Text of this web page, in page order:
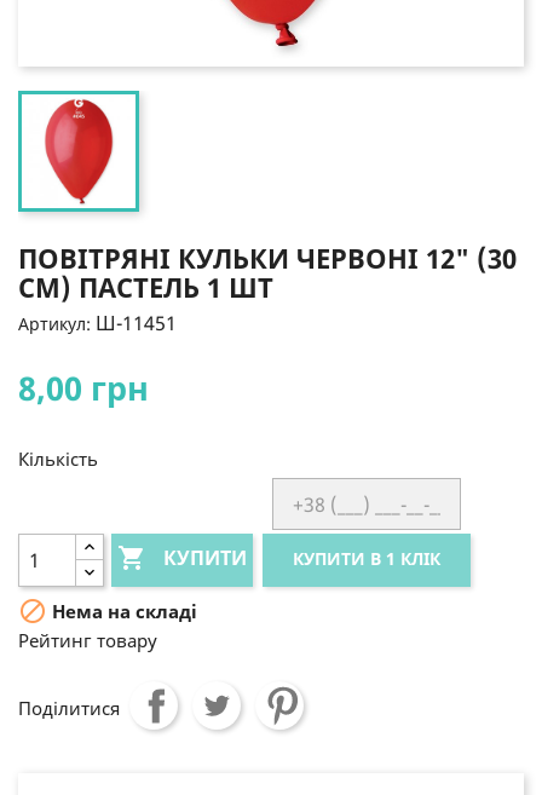
ПОВІТРЯНІ КУЛЬКИ ЧЕРВОНІ 12" (30
СМ) ПАСТЕЛЬ 1 ШТ
Артикул: Ш-11451
8,00 грн
Кількість
 КУПИТИ КУПИТИ В 1 КЛІК
 Нема на складі
Рейтинг товару
Поділитися